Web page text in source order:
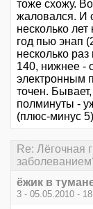
тоже схожу.
жаловался. И
несколько
год пью энап
несколько
140, нижнее -
электронным
точен.
полминуты -
(плюс-минус
Re: Лёгочная
ёжик в
3 - 05.05.2010 -